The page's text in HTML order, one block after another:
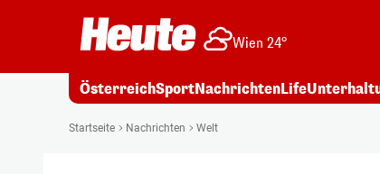
Wien 24°
ÖsterreichSportNachrichtenLife
Startseite Nachrichten Welt